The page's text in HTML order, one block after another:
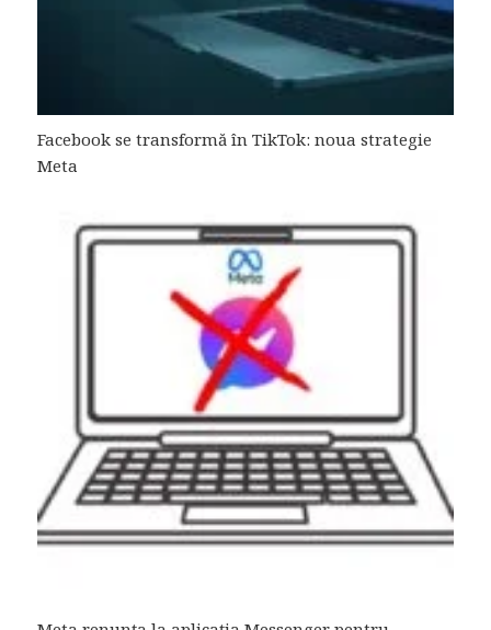
Facebook se transformă în TikTok: noua strategie
Meta